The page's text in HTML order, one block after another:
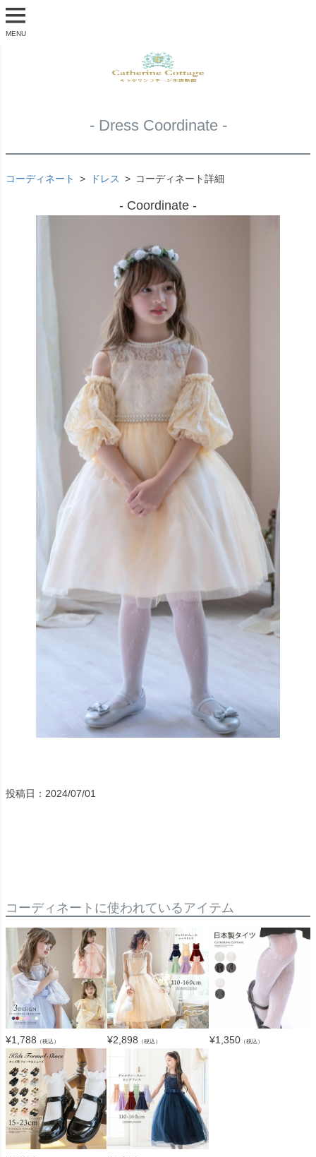
MENU
- Dress Coordinate -
コーディネート ドレス コーディネート詳細
- Coordinate -
投稿日：2024/07/01
コーディネートに使われているアイテム
¥1,788 （税込） ¥2,898 （税込） ¥1,350（税込）